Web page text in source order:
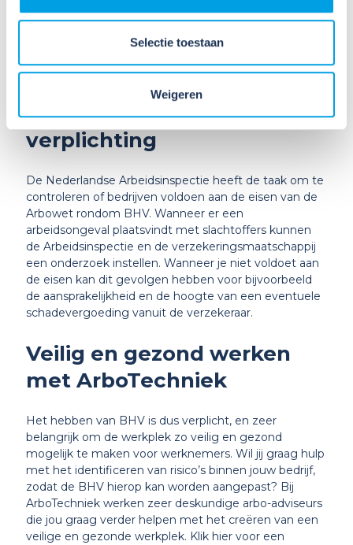
Selectie toestaan
Weigeren
ervoor dat het slachtoffer een grotere kans heeft om
de hartstilstand te overleven. Het hebben van een
werkplek.
Controle op de BHV
verplichting
De Nederlandse Arbeidsinspectie heeft de taak om te
controleren of bedrijven voldoen aan de eisen van de
Arbowet rondom BHV. Wanneer er een
arbeidsongeval plaatsvindt met slachtoffers kunnen
de Arbeidsinspectie en de verzekeringsmaatschappij
een onderzoek instellen. Wanneer je niet voldoet aan
de eisen kan dit gevolgen hebben voor bijvoorbeeld
de aansprakelijkheid en de hoogte van een eventuele
schadevergoeding vanuit de verzekeraar.
Veilig en gezond werken
met ArboTechniek
Het hebben van BHV is dus verplicht, en zeer
belangrijk om de werkplek zo veilig en gezond
mogelijk te maken voor werknemers. Wil jij graag hulp
met het identificeren van risico’s binnen jouw bedrijf,
zodat de BHV hierop kan worden aangepast? Bij
ArboTechniek werken zeer deskundige arbo-adviseurs
die jou graag verder helpen met het creëren van een
veilige en gezonde werkplek. Klik hier voor een